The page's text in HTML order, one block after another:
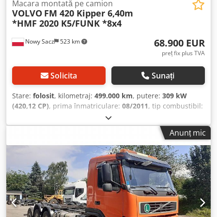
Nowy Sacz 523 km
Macara montată pe camion
VOLVO FM 420 Kipper 6,40m
*HMF 2020 K5/FUNK *8x4
68.900 EUR
preț fix plus TVA
Solicita Sunați
Stare: folosit, kilometraj: 499.000 km, putere: 309 kW
(420,12 CP), prima înmatriculare: 08/2011, tip combustibil:
32.000 kg
axe, culoare:roșu, tip de angrenaj:mecanic, lungimea
, lățimea spațiului de
încărcare:2.400 mm, înălțime spațiu de încărcare:800
, An de fabricație: 2011, Dotări:ABS, aer condiționat,
Volvo FM 420 / 8x4 Basculantă 6,40 m + MACARA +
TELECOMANDĂ Fără accidente În stare bună! AN DE
FABRICAȚIE: 2011 KILOMETRAJ: 499.000 km DOTĂRI: - ABS -
Geamuri electrice - Oglinzi electrice - Servodirecție -
Tahograf - Aer condiționat BASCULANTĂ: 640 x 240 x 80 cm
Anunț mic